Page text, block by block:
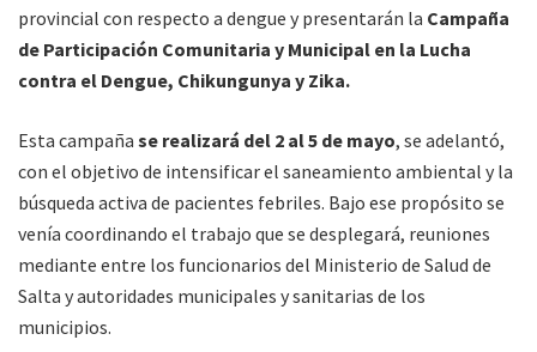
provincial con respecto a dengue y presentarán la Campaña
de Participación Comunitaria y Municipal en la Lucha
contra el Dengue, Chikungunya y Zika.
Esta campaña se realizará del 2 al 5 de mayo, se adelantó,
con el objetivo de intensificar el saneamiento ambiental y la
búsqueda activa de pacientes febriles. Bajo ese propósito se
venía coordinando el trabajo que se desplegará, reuniones
mediante entre los funcionarios del Ministerio de Salud de
Salta y autoridades municipales y sanitarias de los
municipios.